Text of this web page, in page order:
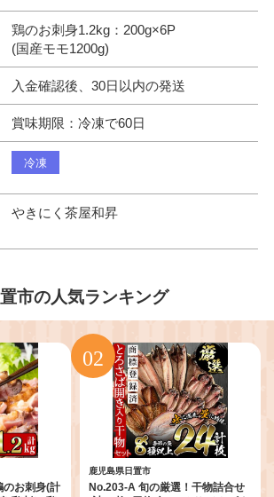
鶏のお刺身1.2kg：200g×6P
(国産モモ1200g)
入金確認後、30日以内の発送
賞味期限：冷凍で60日
冷凍
やきにく茶屋和昇
置市の人気ランキング
のお刺身(計
鹿児島県日置市
No.203-A 旬の厳選！干物詰合せ